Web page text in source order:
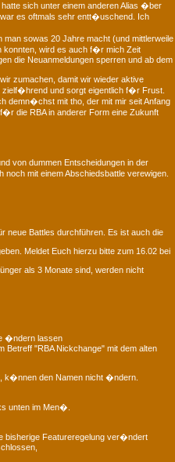
sich unter einem anderen Alias �ber
es oftmals sehr entt�uschend. Ich
sowas 20 Jahre macht (und mittlerweile
konnten, wird es auch f�r mich Zeit
die Neuanmeldungen sperren und ab dem
zumachen, damit wir wieder aktive
und sorgt eigentlich f�r Frust.
demn�chst mit tho, der mit mir seit Anfang
die RBA in anderer Form eine Zukunft
von dummen Entscheidungen in der
mit einem Abschiedsbattle verewigen.
neue Battles durchführen. Es ist auch die
Meldet Euch hierzu bitte zum 16.02 bei
als 3 Monate sind, werden nicht
�ndern lassen
Betreff "RBA Nickchange" mit dem alten
k�nnen den Namen nicht �ndern.
unten im Men�.
bisherige Featureregelung ver�ndert